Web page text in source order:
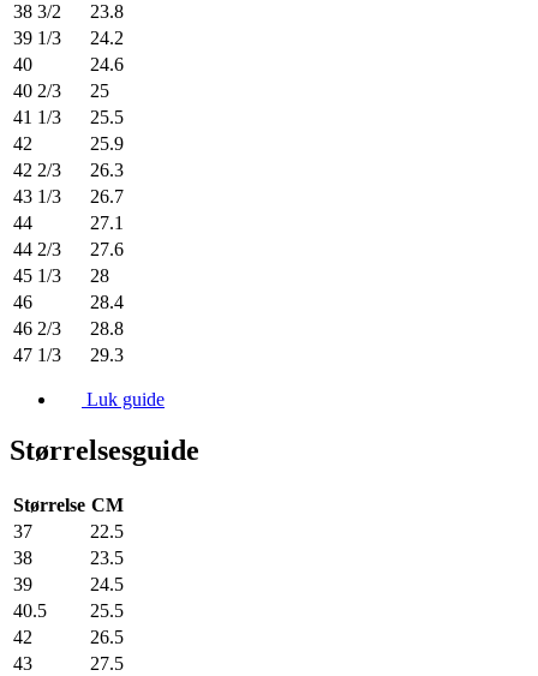
38 3/2
23.8
39 1/3
24.2
40
24.6
40 2/3
25
41 1/3
25.5
42
25.9
42 2/3
26.3
43 1/3
26.7
44
27.1
44 2/3
27.6
45 1/3
28
46
28.4
46 2/3
28.8
47 1/3
29.3
Luk guide
Størrelsesguide
Størrelse CM
37
22.5
38
23.5
39
24.5
40.5
25.5
42
26.5
43
27.5